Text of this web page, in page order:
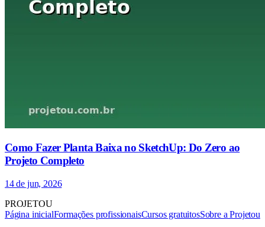
Como Fazer Planta Baixa no SketchUp: Do Zero ao
Projeto Completo
14 de jun, 2026
PROJETOU
Página inicialFormações profissionaisCursos gratuitosSobre a Projetou